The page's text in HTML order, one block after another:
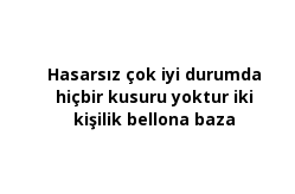
Hasarsız çok iyi durumda
hiçbir kusuru yoktur iki
kişilik bellona baza